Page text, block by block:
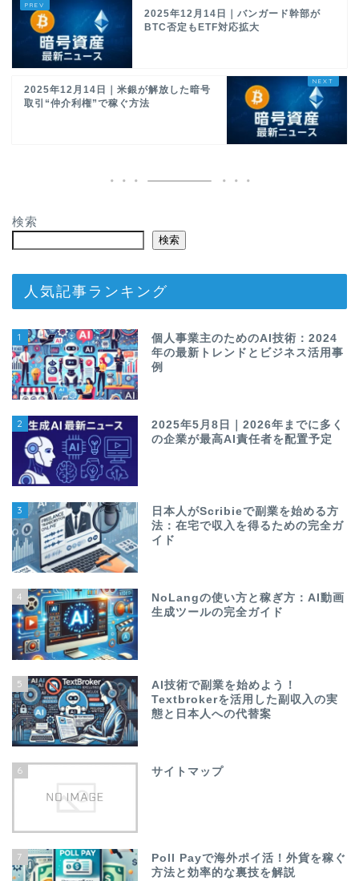
2025年12月14日｜バンガード幹部が
BTC否定もETF対応拡大
2025年12月14日｜米銀が解放した暗号
取引“仲介利権”で稼ぐ方法
検索
検索
人気記事ランキング
1
個人事業主のためのAI技術：2024
年の最新トレンドとビジネス活用事
例
2
2025年5月8日｜2026年までに多く
の企業が最高AI責任者を配置予定
3
日本人がScribieで副業を始める方
法：在宅で収入を得るための完全ガ
イド
4
NoLangの使い方と稼ぎ方：AI動画
生成ツールの完全ガイド
5
AI技術で副業を始めよう！
Textbrokerを活用した副収入の実
態と日本人への代替案
6 サイトマップ
7
Poll Payで海外ポイ活！外貨を稼ぐ
方法と効率的な裏技を解説